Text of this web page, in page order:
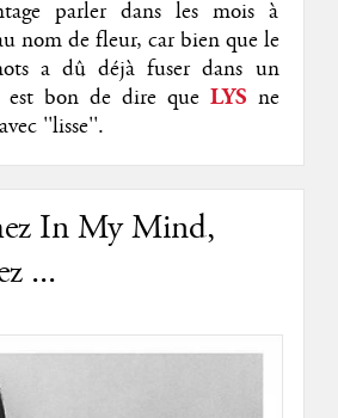
parler dans les mois à
nom de fleur, car bien que le
a dû déjà fuser dans un
est bon de dire queLYS ne
''lisse''.
In My Mind,
...